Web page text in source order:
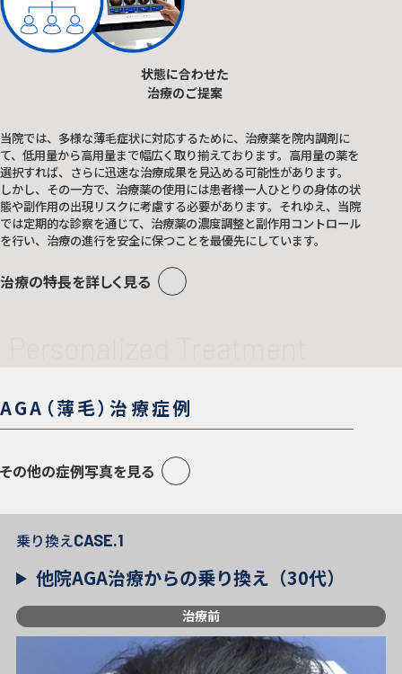
状態に合わせた
治療のご提案
当院では、多様な薄毛症状に対応するために、治療薬を院内調剤に
て、低用量から高用量まで幅広く取り揃えております。高用量の薬を
選択すれば、さらに迅速な治療成果を見込める可能性があります。
しかし、その一方で、治療薬の使用には患者様一人ひとりの身体の状
態や副作用の出現リスクに考慮する必要があります。それゆえ、当院
では定期的な診察を通じて、治療薬の濃度調整と副作用コントロール
を行い、治療の進行を安全に保つことを最優先にしています。
治療の特長を詳しく見る
AGA（薄毛）治療症例
その他の症例写真を見る
乗り換えCASE.1
他院AGA治療からの乗り換え（30代）
治療前